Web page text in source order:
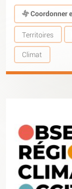
Coordonner
Territoires
Climat